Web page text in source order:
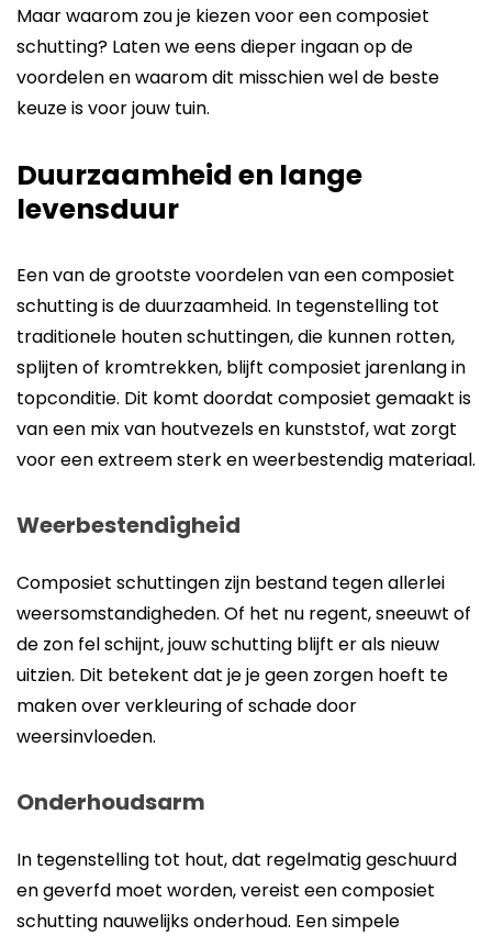
Maar waarom zou je kiezen voor een composiet
schutting? Laten we eens dieper ingaan op de
voordelen en waarom dit misschien wel de beste
keuze is voor jouw tuin.
Duurzaamheid en lange
levensduur
Een van de grootste voordelen van een composiet
schutting is de duurzaamheid. In tegenstelling tot
traditionele houten schuttingen, die kunnen rotten,
splijten of kromtrekken, blijft composiet jarenlang in
topconditie. Dit komt doordat composiet gemaakt is
van een mix van houtvezels en kunststof, wat zorgt
voor een extreem sterk en weerbestendig materiaal.
Weerbestendigheid
Composiet schuttingen zijn bestand tegen allerlei
weersomstandigheden. Of het nu regent, sneeuwt of
de zon fel schijnt, jouw schutting blijft er als nieuw
uitzien. Dit betekent dat je je geen zorgen hoeft te
maken over verkleuring of schade door
weersinvloeden.
Onderhoudsarm
In tegenstelling tot hout, dat regelmatig geschuurd
en geverfd moet worden, vereist een composiet
schutting nauwelijks onderhoud. Een simpele